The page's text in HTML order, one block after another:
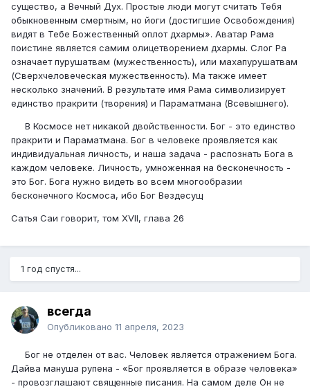
существо, а Вечный Дух. Простые люди могут считать Тебя
обыкновенным смертным, но йоги (достигшие Освобождения)
видят в Тебе Божественный оплот дхармы». Аватар Рама
поистине является самим олицетворением дхармы. Слог Ра
означает пурушатвам (мужественность), или махапурушатвам
(Сверхчеловеческая мужественность). Ма также имеет
несколько значений. В результате имя Рама символизирует
единство пракрити (творения) и Параматмана (Всевышнего).
В Космосе нет никакой двойственности. Бог - это единство
пракрити и Параматмана. Бог в человеке проявляется как
индивидуальная личность, и наша задача - распознать Бога в
каждом человеке. Личность, умноженная на бесконечность -
это Бог. Бога нужно видеть во всем многообразии
бесконечного Космоса, ибо Бог Вездесущ
Сатья Саи говорит, том XVII, глава 26
1 год спустя...
всегда
Опубликовано 11 апреля, 2023
Бог не отделен от вас. Человек является отражением Бога.
Дайва мануша рупена - «Бог проявляется в образе человека»
- провозглашают священные писания. На самом деле Он не